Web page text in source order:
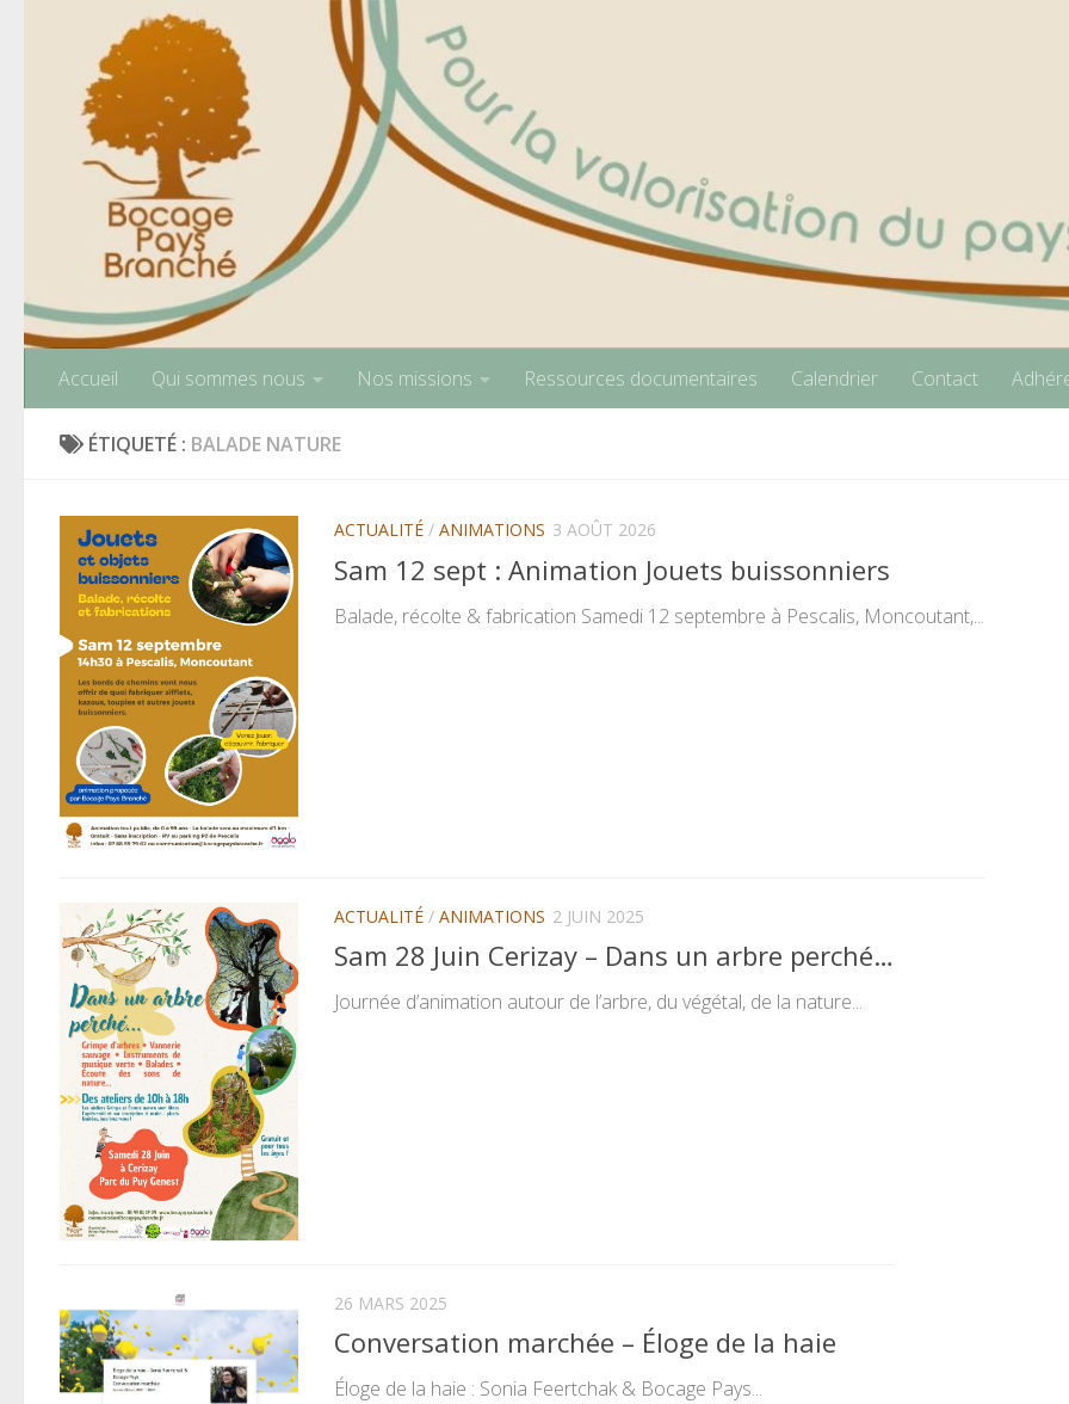
Skip to content
Accueil Qui sommes nous Nos missions Ressources documentaires Calendrier Contact
ÉTIQUETÉ : BALADE NATURE
ACTUALITÉ / ANIMATIONS 3 AOÛT 2026
Sam 12 sept : Animation Jouets buissonniers
Balade, récolte & fabrication Samedi 12 septembre à Pescalis, Moncoutant,...
ACTUALITÉ / ANIMATIONS 2 JUIN 2025
Sam 28 Juin Cerizay – Dans un arbre perché…
Journée d’animation autour de l’arbre, du végétal, de la nature...
26 MARS 2025
Conversation marchée – Éloge de la haie
Éloge de la haie : Sonia Feertchak & Bocage Pays...